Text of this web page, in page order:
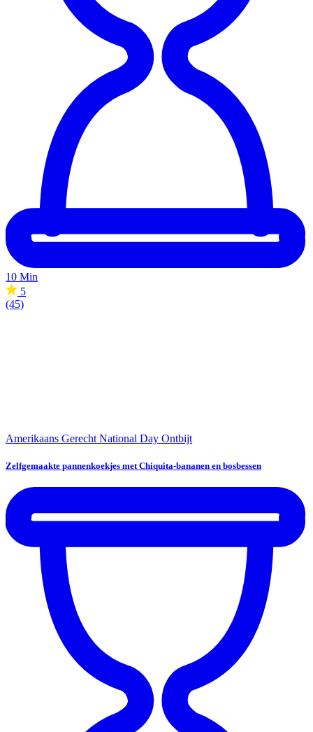
10 Min
5
(45)
Amerikaans Gerecht National Day Ontbijt
Zelfgemaakte pannenkoekjes met Chiquita-bananen en bosbessen